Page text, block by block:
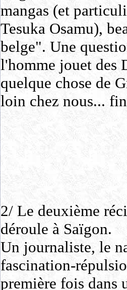
mangas (et
Tesuka Osamu),
belge". Une
l'homme jouet des
quelque chose de
loin chez nous...
2/ Le deuxième
déroule à Saïgon.
Un journaliste, le
fascination-
première fois dans